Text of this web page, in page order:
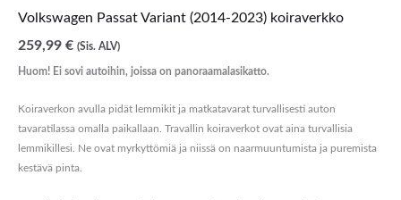
Volkswagen Passat Variant (2014-2023) koiraverkko
259,99 € (Sis. ALV)
Huom! Ei sovi autoihin, joissa on panoraamalasikatto.
Koiraverkon avulla pidät lemmikit ja matkatavarat turvallisesti auton
tavaratilassa omalla paikallaan. Travallin koiraverkot ovat aina turvallisia
lemmikillesi. Ne ovat myrkyttömiä ja niissä on naarmuuntumista ja puremista
kestävä pinta.